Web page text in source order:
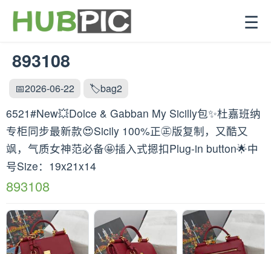
☰
893108
📅2026-06-22 🏷️bag2
6521#New💥Dolce & Gabban My Sicilly包✨杜嘉班纳
专柜同步最新款😍Sicily 100%正㊣版复制，又酷又
飒，气质女神范必备🤩插入式摁扣Plug-in button🌟中
号Size：19x21x14
893108